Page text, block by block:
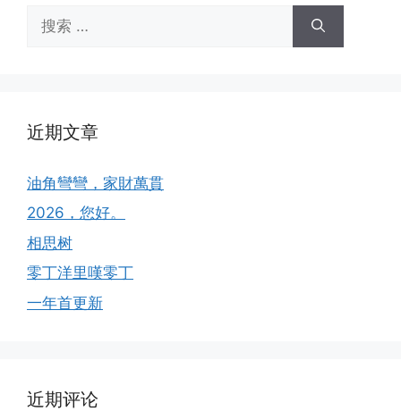
索：
近期文章
油角彎彎，家財萬貫
2026，您好。
相思树
零丁洋里嘆零丁
一年首更新
近期评论